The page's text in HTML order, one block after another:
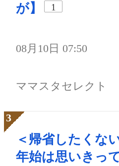
が】
1
08月10日 07:50
ママスタセレクト
＜帰省したくな
年始は思いきっ